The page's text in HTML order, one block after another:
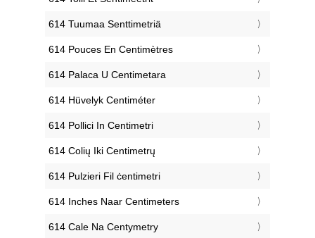
‎614 Tuumaa Senttimetriä
‎614 Pouces En Centimètres
‎614 Palaca U Centimetara
‎614 Hüvelyk Centiméter
‎614 Pollici In Centimetri
‎614 Colių Iki Centimetrų
‎614 Pulzieri Fil ċentimetri
‎614 Inches Naar Centimeters
‎614 Cale Na Centymetry